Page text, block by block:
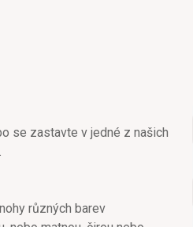
se zastavte v jedné z našich
různých barev